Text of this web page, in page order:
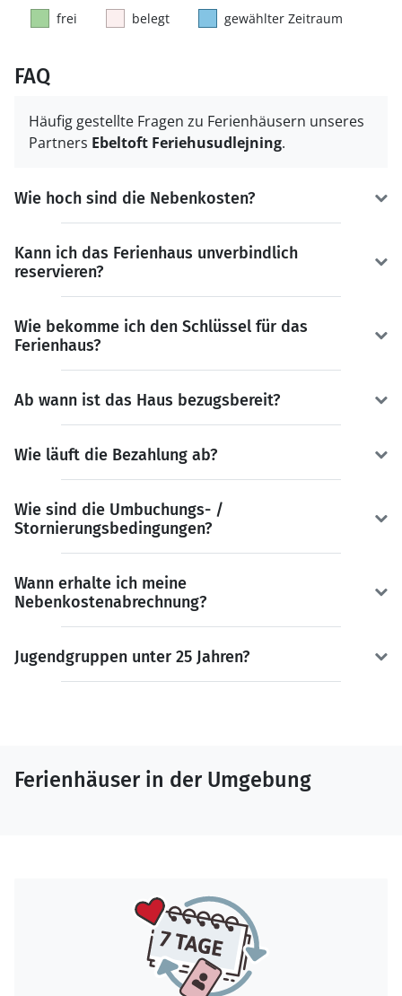
frei belegt gewählter Zeitraum
FAQ
Häufig gestellte Fragen zu Ferienhäusern unseres
Partners Ebeltoft Feriehusudlejning.
Wie hoch sind die Nebenkosten?
Kann ich das Ferienhaus unverbindlich
reservieren?
Wie bekomme ich den Schlüssel für das
Ferienhaus?
Ab wann ist das Haus bezugsbereit?
Wie läuft die Bezahlung ab?
Wie sind die Umbuchungs- /
Stornierungsbedingungen?
Wann erhalte ich meine
Nebenkostenabrechnung?
Jugendgruppen unter 25 Jahren?
Ferienhäuser in der Umgebung